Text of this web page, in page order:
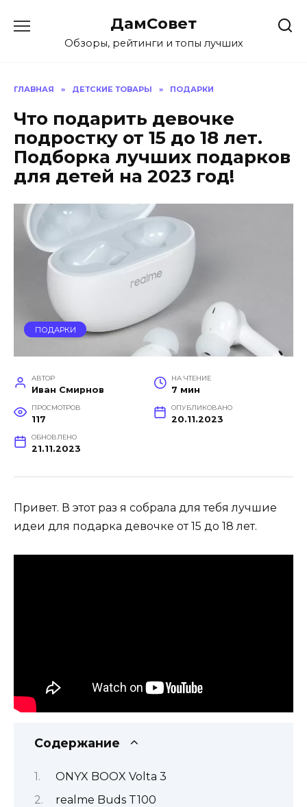
содержанию
ДамСовет
Обзоры, рейтинги и топы лучших
ГЛАВНАЯ » ДЕТСКИЕ ТОВАРЫ » ПОДАРКИ
Что подарить девочке
подростку от 15 до 18 лет.
Подборка лучших подарков
для детей на 2023 год!
ПОДАРКИ
АВТОР
Иван Смирнов
НА ЧТЕНИЕ
7 мин
ПРОСМОТРОВ
117
ОПУБЛИКОВАНО
20.11.2023
ОБНОВЛЕНО
21.11.2023
Привет. В этот раз я собрала для тебя лучшие
идеи для подарка девочке от 15 до 18 лет.
Содержание
ONYX BOOX Volta 3
realme Buds T100